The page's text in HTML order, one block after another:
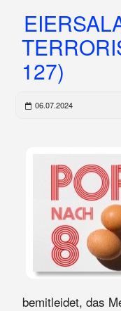
127)
06.07.2024
bemitleidet, das